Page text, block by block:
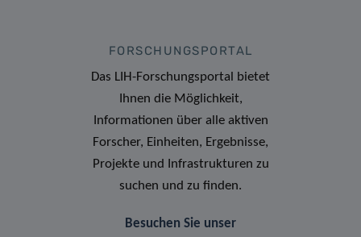
FORSCHUNGSPORTAL
Das LIH-Forschungsportal bietet
Ihnen die Möglichkeit,
Informationen über alle aktiven
Forscher, Einheiten, Ergebnisse,
Projekte und Infrastrukturen zu
suchen und zu finden.
Besuchen Sie unser